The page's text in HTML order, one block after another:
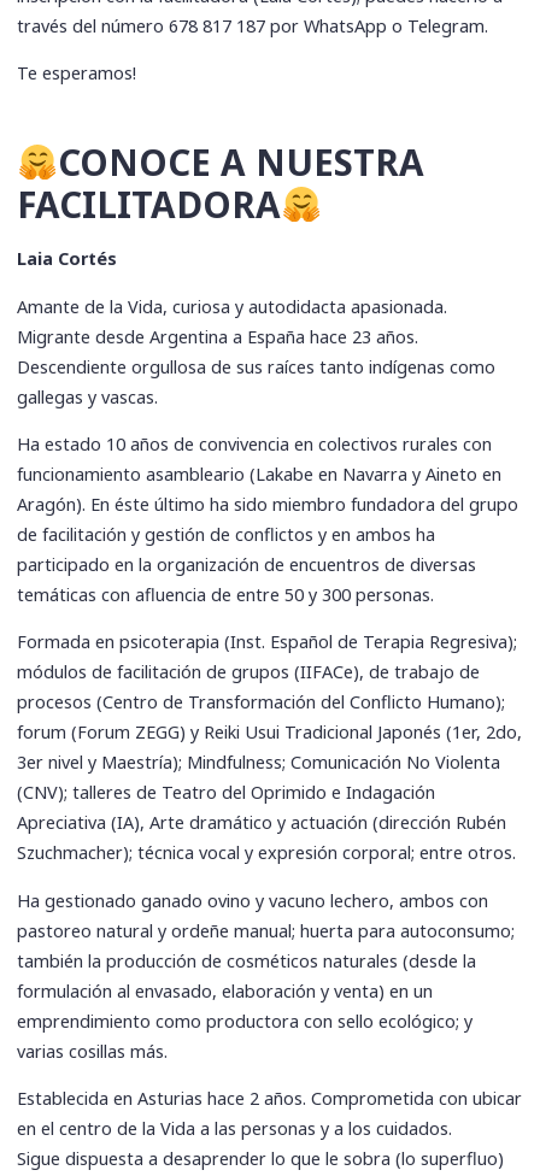
través del número 678 817 187 por WhatsApp o Telegram.
Te esperamos!
​CONOCE A NUESTRA
FACILITADORA
Laia Cortés
Amante de la Vida, curiosa y autodidacta apasionada.
Migrante desde Argentina a España hace 23 años.
Descendiente orgullosa de sus raíces tanto indígenas como
gallegas y vascas.
Ha estado 10 años de convivencia en colectivos rurales con
funcionamiento asambleario (Lakabe en Navarra y Aineto en
Aragón). En éste último ha sido miembro fundadora del grupo
de facilitación y gestión de conflictos y en ambos ha
participado en la organización de encuentros de diversas
temáticas con afluencia de entre 50 y 300 personas.
Formada en psicoterapia (Inst. Español de Terapia Regresiva);
módulos de facilitación de grupos (IIFACe), de trabajo de
procesos (Centro de Transformación del Conflicto Humano);
forum (Forum ZEGG) y Reiki Usui Tradicional Japonés (1er, 2do,
3er nivel y Maestría); Mindfulness; Comunicación No Violenta
(CNV); talleres de Teatro del Oprimido e Indagación
Apreciativa (IA), Arte dramático y actuación (dirección Rubén
Szuchmacher); técnica vocal y expresión corporal; entre otros.
Ha gestionado ganado ovino y vacuno lechero, ambos con
pastoreo natural y ordeñe manual; huerta para autoconsumo;
también la producción de cosméticos naturales (desde la
formulación al envasado, elaboración y venta) en un
emprendimiento como productora con sello ecológico; y
varias cosillas más.
Establecida en Asturias hace 2 años. Comprometida con ubicar
en el centro de la Vida a las personas y a los cuidados.
Sigue dispuesta a desaprender lo que le sobra (lo superfluo)